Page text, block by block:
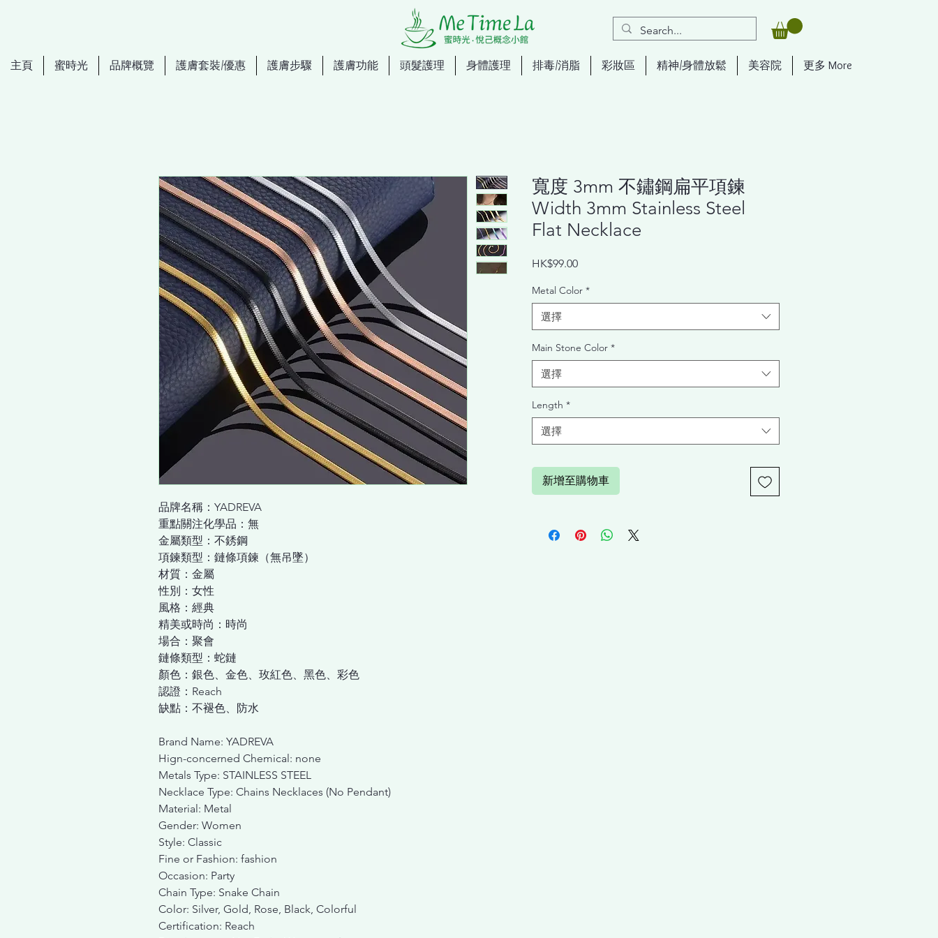
主頁 蜜時光 品牌概覽 護膚套裝/優惠 護膚步驟 護膚功能 頭髮護理 身體護理 排毒/消脂 彩妝區 精神/身體放鬆 美容院 更多 More
品牌名稱：YADREVA
重點關注化學品：無
金屬類型：不銹鋼
項鍊類型：鏈條項鍊（無吊墜）
材質：金屬
性別：女性
風格：經典
精美或時尚：時尚
場合：聚會
鏈條類型：蛇鏈
顏色：銀色、金色、玫紅色、黑色、彩色
認證：Reach
缺點：不褪色、防水
Brand Name: YADREVA
Hign-concerned Chemical: none
Metals Type: STAINLESS STEEL
Necklace Type: Chains Necklaces (No Pendant)
Material: Metal
Gender: Women
Style: Classic
Fine or Fashion: fashion
Occasion: Party
Chain Type: Snake Chain
Color: Silver, Gold, Rose, Black, Colorful
Certification: Reach
寬度 3mm 不鏽鋼扁平項鍊
Width 3mm Stainless Steel
Flat Necklace
HK$99.00價
Metal Color *
選擇
Main Stone Color *
選擇
Length *
選擇
新增至購物車